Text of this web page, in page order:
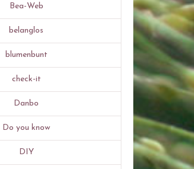
Bea-Web
belanglos
blumenbunt
check-it
Danbo
Do you know
DIY